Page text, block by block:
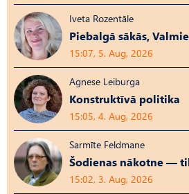
Iveta Rozentāle
Piebalgā sākās,
15:07, 5. Aug, 2026
Agnese Leiburga
Konstruktīvā politika
15:05, 4. Aug, 2026
Sarmīte Feldmane
Šodienas nākotne —
15:02, 3. Aug, 2026